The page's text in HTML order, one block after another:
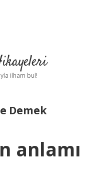
ilham bul!
Demek
anlamı